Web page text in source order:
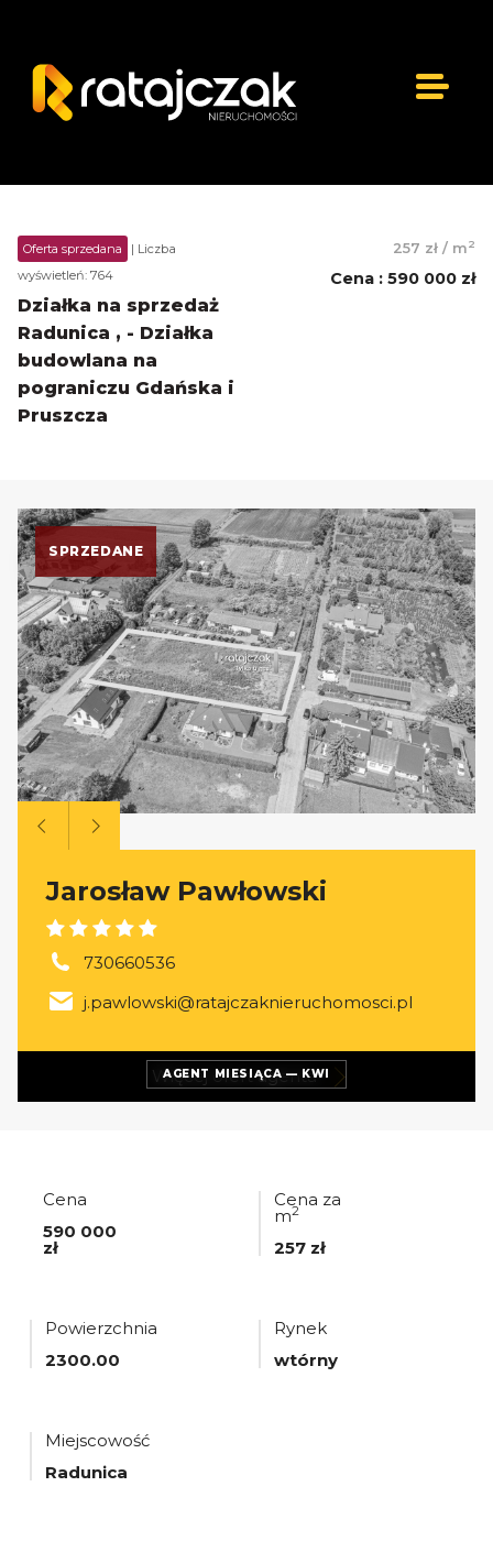
Oferta sprzedana
| Liczba
wyświetleń: 764
Działka na sprzedaż
Radunica , - Działka
budowlana na
pograniczu Gdańska i
Pruszcza
257 zł / m2
Cena : 590 000 zł
SPRZEDANE
AGENT MIESIĄCA — KWI
Jarosław Pawłowski
730660536
j.pawlowski@ratajczaknieruchomosci.pl
Więcej ofertagenta
Cena
590 000
zł
Cena za
m2
257 zł
Powierzchnia
2300.00
Rynek
wtórny
Miejscowość
Radunica